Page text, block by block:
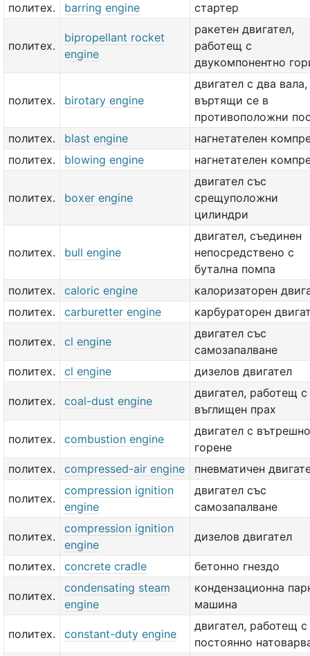
политех.
barring engine стартер
политех.
bipropellant rocket
engine
ракетен двигател,
работещ с
двукомпонентно
политех. birotary engine
двигател с два вала,
въртящи се в
противоположни
политех.
blast engine
нагнетателен
политех.
blowing engine нагнетателен
политех. boxer engine
двигател със
срещуположни
цилиндри
политех. bull engine
двигател, съединен
непосредствено с
бутална помпа
политех.
caloric engine
калоризаторен
политех.
carburetter engine карбураторен
политех. cl engine
двигател със
самозапалване
политех.
cl engine дизелов двигател
политех. coal-dust engine
двигател, работещ с
въглищен прах
политех. combustion engine
двигател с вътрешно
горене
политех.
compressed-air engine пневматичен
политех.
compression ignition
engine
двигател със
самозапалване
политех.
compression ignition
engine
дизелов двигател
политех. concrete cradle бетонно гнездо
политех.
condensating steam
engine
кондензационна
машина
политех. constant-duty engine
двигател, работещ с
постоянно